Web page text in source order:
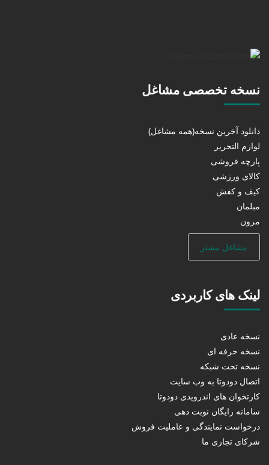
نسخه تخصصی مشاغل
دانلود آخرین نسخه(همه مشاغل)
لوازم التحریر
پارچه فروشی
کالای ورزشی
کیف و کفش
مبلمان
مزون
مشاغل بیشتر
لینک های کاربردی
نسخه عادی
نسخه حرفه ای
نسخه تحت شبکه
اتصال دودوتا به وب سایت
کارتخوان های اندرویدی دودوتا
سامانه رایگان نوبت دهی
درخواست نمایندگی و عاملیت فروش
شرکای تجاری ما